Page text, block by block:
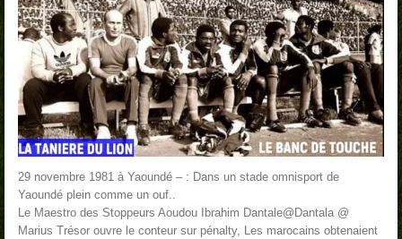
29 novembre 1981 à Yaoundé – : Dans un stade omnisport de
Yaoundé plein comme un ouf..
Le Maestro des Stoppeurs Aoudou Ibrahim Dantale@Dantala @
Marius Trésor ouvre le conteur sur pénalty, Les marocains obtenaient